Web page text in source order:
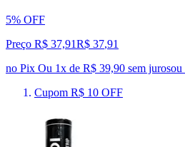
5% OFF
Preço R$ 37,91R$ 37,91
no Pix Ou 1x de R$ 39,90 sem jurosou
Cupom R$ 10 OFF